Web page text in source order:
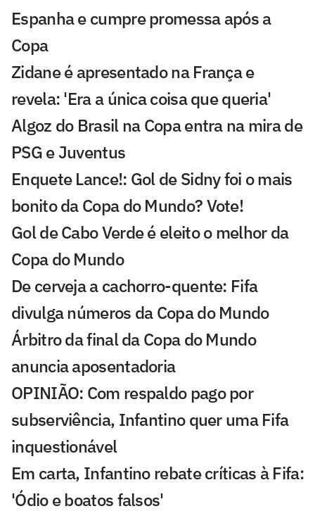
Espanha e cumpre promessa após a
Copa
Zidane é apresentado na França e
revela: 'Era a única coisa que queria'
Algoz do Brasil na Copa entra na mira de
PSG e Juventus
Enquete Lance!: Gol de Sidny foi o mais
bonito da Copa do Mundo? Vote!
Gol de Cabo Verde é eleito o melhor da
Copa do Mundo
De cerveja a cachorro-quente: Fifa
divulga números da Copa do Mundo
Árbitro da final da Copa do Mundo
anuncia aposentadoria
OPINIÃO: Com respaldo pago por
subserviência, Infantino quer uma Fifa
inquestionável
Em carta, Infantino rebate críticas à Fifa:
'Ódio e boatos falsos'